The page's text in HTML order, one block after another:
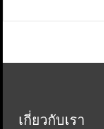
เกี่ยวกับเรา